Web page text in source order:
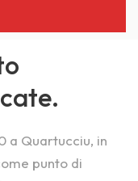
a Quartucciu, in
punto di